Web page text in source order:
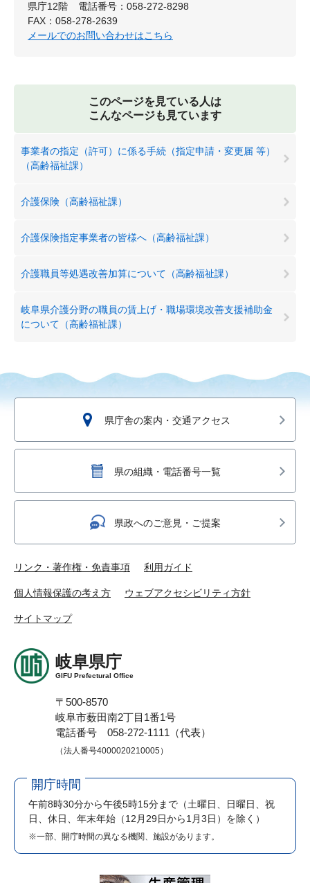
県庁12階
電話番号：058-272-8298
FAX：058-278-2639
メールでのお問い合わせはこちら
このページを見ている人は
こんなページも見ています
事業者の指定（許可）に係る手続（指定申請・変更届 等）
（高齢福祉課）
介護保険（高齢福祉課）
介護保険指定事業者の皆様へ（高齢福祉課）
介護職員等処遇改善加算について（高齢福祉課）
岐阜県介護分野の職員の賃上げ・職場環境改善支援補助金
について（高齢福祉課）
県庁舎の案内・交通アクセス
県の組織・電話番号一覧
県政へのご意見・ご提案
リンク・著作権・免責事項 利用ガイド
個人情報保護の考え方 ウェブアクセシビリティ方針
サイトマップ
岐阜県庁
GIFU Prefectural Office
〒500-8570
岐阜市薮田南2丁目1番1号
電話番号 058-272-1111（代表）
（法人番号4000020210005）
開庁時間
午前8時30分から午後5時15分まで （土曜日、日曜日、祝
日、休日、年末年始（12月29日から1月3日）を除く）
※一部、開庁時間の異なる機関、施設があります。